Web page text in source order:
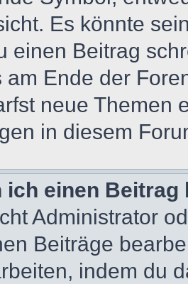
Es könnte
einen Beitrag
am Ende der
neue Themen
in diesem
ich einen
Administrator
Beiträge
indem du